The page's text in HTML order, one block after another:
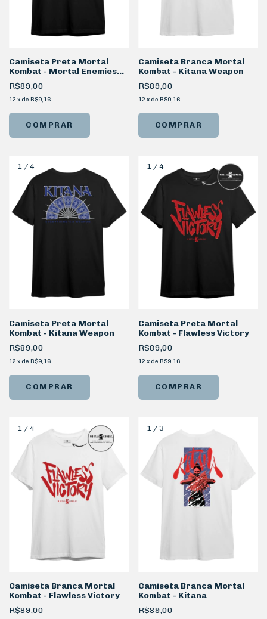
Camiseta Preta Mortal
Kombat - Mortal Enemies
Frente
R$89,00
12 x de R$9,16
COMPRAR
Camiseta Branca Mortal
Kombat - Kitana Weapon
R$89,00
12 x de R$9,16
COMPRAR
1 / 4
Camiseta Preta Mortal
Kombat - Kitana Weapon
R$89,00
12 x de R$9,16
COMPRAR
1/ 4
Camiseta Preta Mortal
Kombat - Flawless Victory
R$89,00
12 x de R$9,16
COMPRAR
1 / 4
Camiseta Branca Mortal
Kombat - Flawless Victory
R$89,00
1/ 3
Camiseta Branca Mortal
Kombat - Kitana
R$89,00